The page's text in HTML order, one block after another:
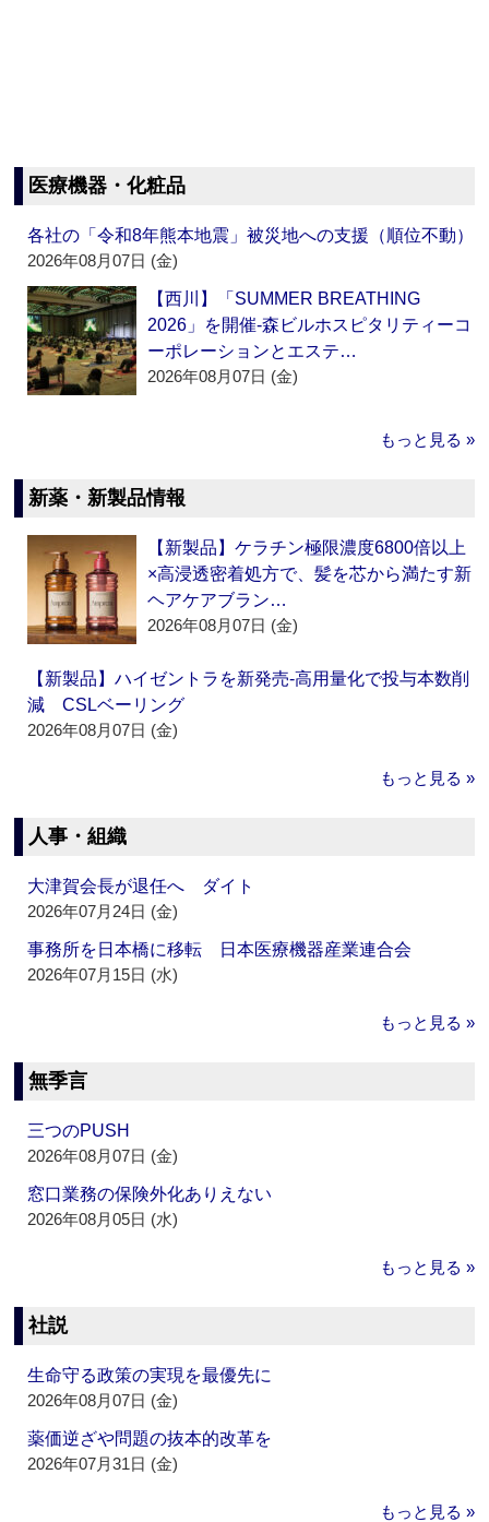
医療機器・化粧品
各社の「令和8年熊本地震」被災地への支援（順位不動）
2026年08月07日 (金)
【西川】「SUMMER BREATHING
2026」を開催‐森ビルホスピタリティーコ
ーポレーションとエステ…
2026年08月07日 (金)
もっと見る »
新薬・新製品情報
【新製品】ケラチン極限濃度6800倍以上
×高浸透密着処方で、髪を芯から満たす新
ヘアケアブラン…
2026年08月07日 (金)
【新製品】ハイゼントラを新発売‐高用量化で投与本数削
減 CSLベーリング
2026年08月07日 (金)
もっと見る »
人事・組織
大津賀会長が退任へ ダイト
2026年07月24日 (金)
事務所を日本橋に移転 日本医療機器産業連合会
2026年07月15日 (水)
もっと見る »
無季言
三つのPUSH
2026年08月07日 (金)
窓口業務の保険外化ありえない
2026年08月05日 (水)
もっと見る »
社説
生命守る政策の実現を最優先に
2026年08月07日 (金)
薬価逆ざや問題の抜本的改革を
2026年07月31日 (金)
もっと見る »